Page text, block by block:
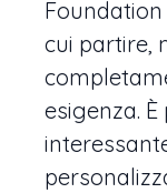
cui partire,
esigenza.